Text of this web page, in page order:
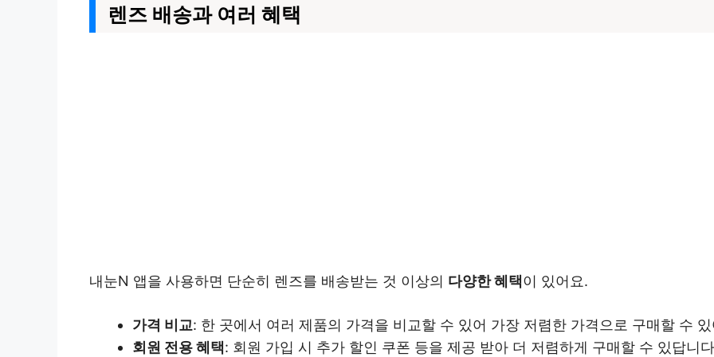
렌즈 배송과 여러 혜택
내눈N 앱을 사용하면 단순히 렌즈를 배송받는 것 이상의 다양한 혜택이 있어요.
가격 비교: 한 곳에서 여러 제품의 가격을 비교할 수 있어 가장 저렴한 가격으로 구매할 수
회원 전용 혜택: 회원 가입 시 추가 할인 쿠폰 등을 제공 받아 더 저렴하게 구매할 수 있답니